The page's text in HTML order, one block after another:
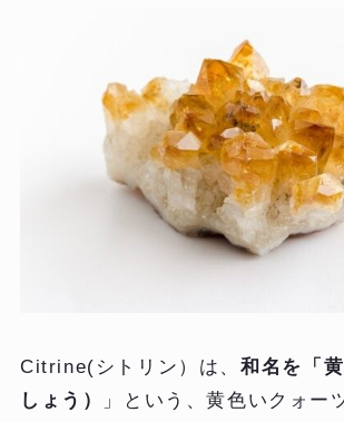
Citrine(シトリン）は、和名を「
しょう）
」という、黄色いクォー